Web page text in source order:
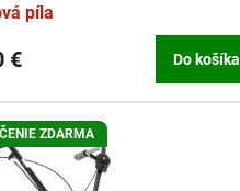
píla
€ Do košíka
ZDARMA